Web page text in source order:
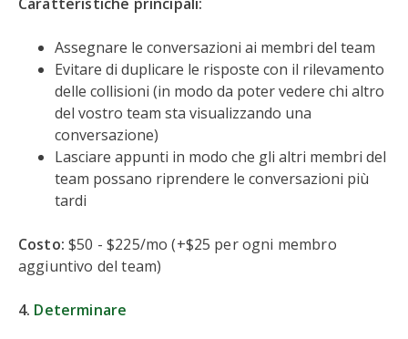
Caratteristiche principali:
Assegnare le conversazioni ai membri del team
Evitare di duplicare le risposte con il rilevamento
delle collisioni (in modo da poter vedere chi altro
del vostro team sta visualizzando una
conversazione)
Lasciare appunti in modo che gli altri membri del
team possano riprendere le conversazioni più
tardi
Costo: $50 - $225/mo (+$25 per ogni membro
aggiuntivo del team)
4. Determinare